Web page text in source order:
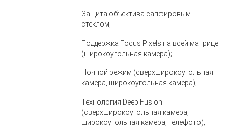
Защита объектива сапфировым
стеклом;
Поддержка Focus Pixels на всей матрице
(широкоугольная камера);
Ночной режим (сверхширокоугольная
камера, широкоугольная камера);
Технология Deep Fusion
(сверхширокоугольная камера,
широкоугольная камера, телефото);